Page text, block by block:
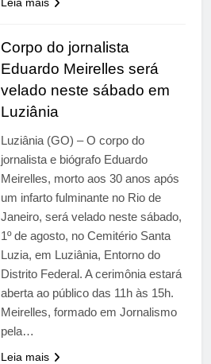
Corpo do jornalista
Eduardo Meirelles será
velado neste sábado em
Luziânia
Luziânia (GO) – O corpo do
jornalista e biógrafo Eduardo
Meirelles, morto aos 30 anos após
um infarto fulminante no Rio de
Janeiro, será velado neste sábado,
1º de agosto, no Cemitério Santa
Luzia, em Luziânia, Entorno do
Distrito Federal. A cerimônia estará
aberta ao público das 11h às 15h.
Meirelles, formado em Jornalismo
pela…
Leia mais